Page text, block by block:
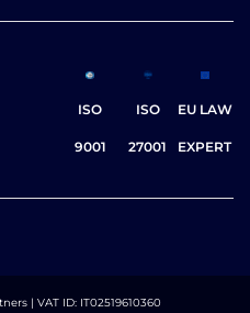
ISO
9001
ISO
27001
EU LAW
EXPERT
| VAT ID: IT02519610360